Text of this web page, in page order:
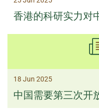
香港的科研实力对
18 Jun 2025
中国需要第三次开